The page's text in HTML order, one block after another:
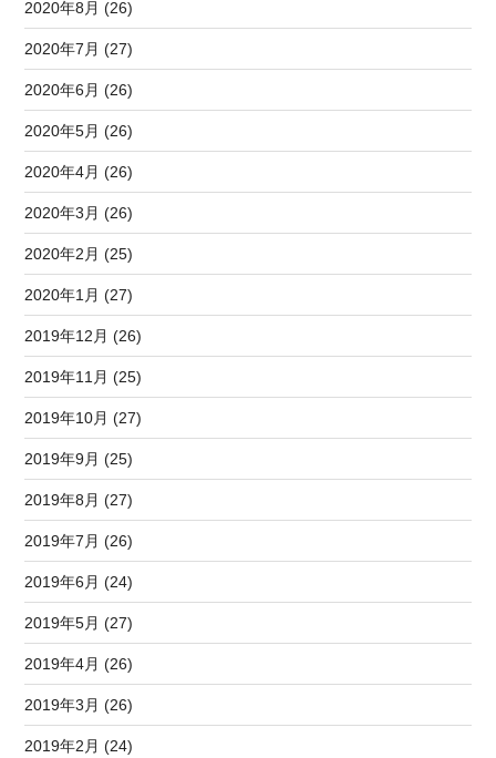
2020年8月 (26)
2020年7月 (27)
2020年6月 (26)
2020年5月 (26)
2020年4月 (26)
2020年3月 (26)
2020年2月 (25)
2020年1月 (27)
2019年12月 (26)
2019年11月 (25)
2019年10月 (27)
2019年9月 (25)
2019年8月 (27)
2019年7月 (26)
2019年6月 (24)
2019年5月 (27)
2019年4月 (26)
2019年3月 (26)
2019年2月 (24)